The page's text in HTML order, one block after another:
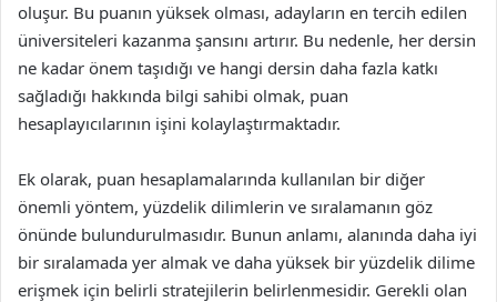
oluşur. Bu puanın yüksek olması, adayların en tercih edilen
üniversiteleri kazanma şansını artırır. Bu nedenle, her dersin
ne kadar önem taşıdığı ve hangi dersin daha fazla katkı
sağladığı hakkında bilgi sahibi olmak, puan
hesaplayıcılarının işini kolaylaştırmaktadır.
Ek olarak, puan hesaplamalarında kullanılan bir diğer
önemli yöntem, yüzdelik dilimlerin ve sıralamanın göz
önünde bulundurulmasıdır. Bunun anlamı, alanında daha iyi
bir sıralamada yer almak ve daha yüksek bir yüzdelik dilime
erişmek için belirli stratejilerin belirlenmesidir. Gerekli olan